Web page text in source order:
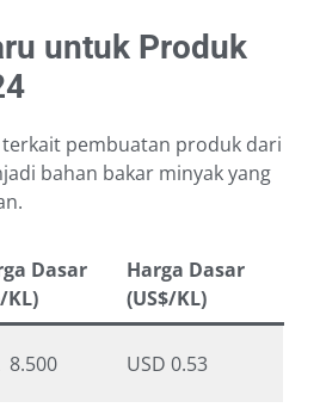
untuk Produk
pembuatan produk dari
bahan bakar minyak yang
Dasar
KL)
Harga Dasar
(US$/KL)
8.500 USD 0.53